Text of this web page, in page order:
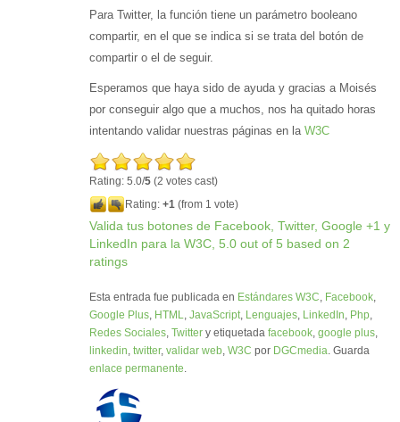
Para Twitter, la función tiene un parámetro booleano
compartir, en el que se indica si se trata del botón de
compartir o el de seguir.
Esperamos que haya sido de ayuda y gracias a Moisés
por conseguir algo que a muchos, nos ha quitado horas
intentando validar nuestras páginas en la W3C
Rating: 5.0/5 (2 votes cast)
Rating: +1 (from 1 vote)
Valida tus botones de Facebook, Twitter, Google +1 y
LinkedIn para la W3C 5.0 out of 5 based on 2
ratings
Esta entrada fue publicada en Estándares W3C, Facebook,
Google Plus, HTML, JavaScript, Lenguajes, LinkedIn, Php,
Redes Sociales, Twitter y etiquetada facebook, google plus,
linkedin, twitter, validar web, W3C por DGCmedia. Guarda
enlace permanente.